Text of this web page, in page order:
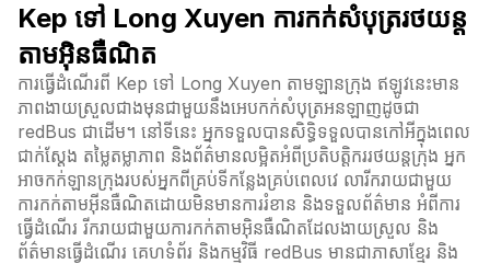
Kep ទៅ Long Xuyen ការកក់សំបុត្ររថយន្ត
តាមអ៊ិនធឺណិត
ការធ្វើដំណើរពី Kep ទៅ Long Xuyen តាមឡានក្រុង ឥឡូវនេះមាន
ភាពងាយស្រួលជាងមុនជាមួយនឹងអេបកក់សំបុត្រអនឡាញដូចជា
redBus ជាដើម។ នៅទីនេះ អ្នកទទួលបានសិទ្ធិទទួលបានកៅអីក្នុងពេល
ជាក់ស្តែង តម្លៃតម្លាភាព និងព័ត៌មានលម្អិតអំពីប្រតិបត្តិកររថយន្តក្រុង អ្នក
អាចកក់ឡានក្រុងរបស់អ្នកពីគ្រប់ទីកន្លែងគ្រប់ពេលវេ លារីករាយជាមួយ
ការកក់តាមអ៊ីនធឺណិតដោយមិនមានការរំខាន និងទទួលព័ត៌មាន អំពីការ
ធ្វើដំណើរ រីករាយជាមួយការកក់តាមអ៊ិនធឺណិតដែលងាយស្រួល និង
ព័ត៌មានធ្វើដំណើរ គេហទំព័រ និងកម្មវិធី redBus មានជាភាសាខ្មែរ និង